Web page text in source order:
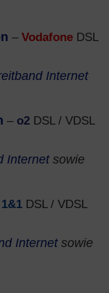
– Vodafone DSL
Internet
– o2 DSL / VDSL
Internetsowie
1&1 DSL / VDSL
Internetsowie